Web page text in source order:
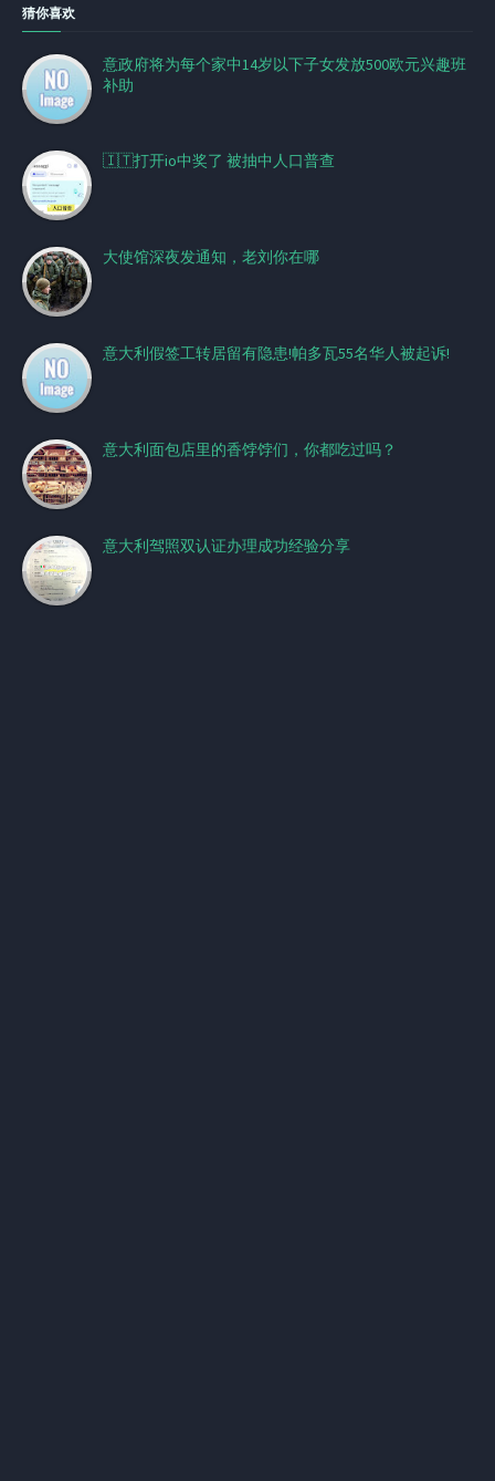
猜你喜欢
意政府将为每个家中14岁以下子女发放500欧元兴趣班
补助
🇮🇹打开io中奖了 被抽中人口普查
大使馆深夜发通知，老刘你在哪
意大利假签工转居留有隐患!帕多瓦55名华人被起诉!
意大利面包店里的香饽饽们，你都吃过吗？
意大利驾照双认证办理成功经验分享